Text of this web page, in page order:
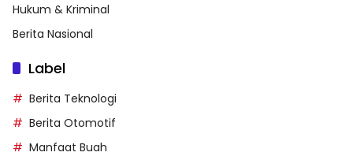
Hukum & Kriminal
Berita Nasional
Label
Berita Teknologi
Berita Otomotif
Manfaat Buah